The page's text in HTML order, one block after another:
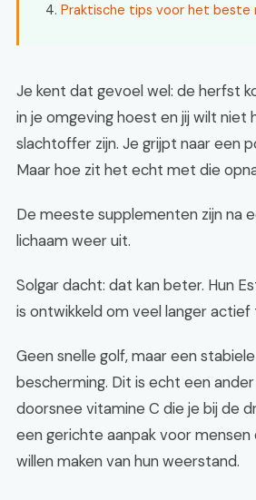
Praktische tips voor het beste
Je kent dat gevoel wel: de herfst
in je omgeving hoest en jij wilt niet
slachtoffer zijn. Je grijpt naar een
Maar hoe zit het echt met die
De meeste supplementen zijn na
lichaam weer uit.
Solgar dacht: dat kan beter. Hun
is ontwikkeld om veel langer actief
Geen snelle golf, maar een
bescherming. Dit is echt een
doorsnee vitamine C die je bij de
een gerichte aanpak voor mensen
willen maken van hun weerstand.